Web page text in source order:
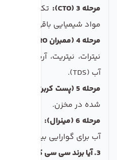
مرحله 3 (CTO):
تکمیل کار
مواد شیمیایی باقی‌مانده.
مرحله 4 (ممبران RO):
نیترات، نیتریت، آرسنیک،
آب (TDS).
مرحله 5 (پست کربن):
شده در مخزن.
مرحله 6 (مینرال):
آب برای گوارایی بیشتر و польза برای سلامتی.
3. آیا برند سی سی کا (CCK) معتبر است و ساخت کجاست؟